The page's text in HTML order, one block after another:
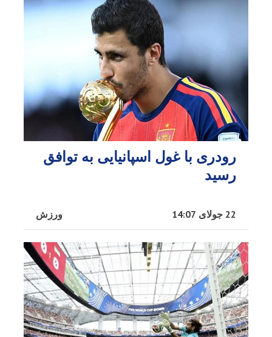
رودری با غول اسپانیایی به توافق
رسید
ورزش 22 جولای 14:07